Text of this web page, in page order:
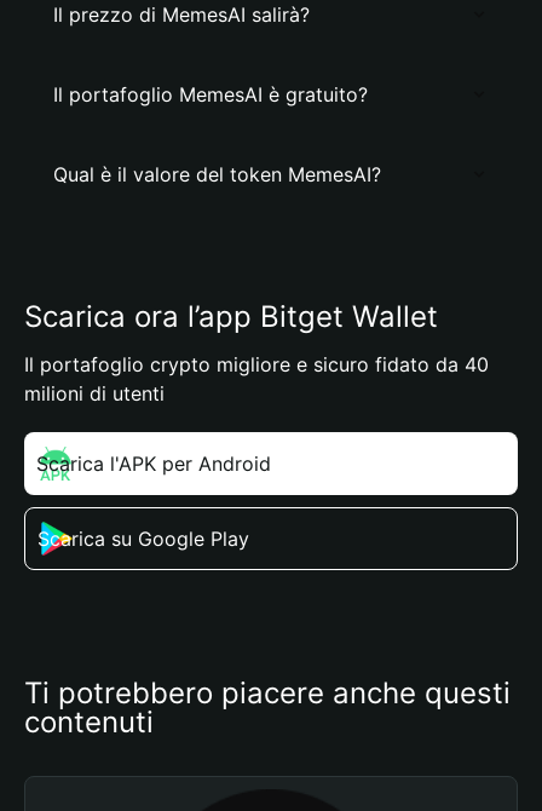
Il prezzo di MemesAI salirà?
Il portafoglio MemesAI è gratuito?
Qual è il valore del token MemesAI?
Scarica ora l’app Bitget Wallet
Il portafoglio crypto migliore e sicuro fidato da 40
milioni di utenti
Scarica l'APK per Android
Scarica su Google Play
Ti potrebbero piacere anche questi
contenuti